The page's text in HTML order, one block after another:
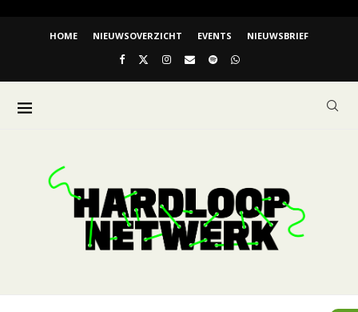
HOME NIEUWSOVERZICHT EVENTS NIEUWSBRIEF